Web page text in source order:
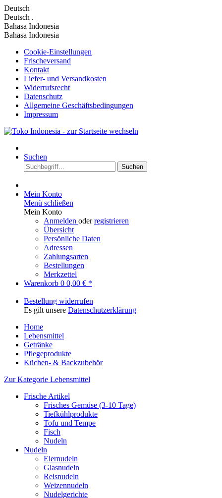
Deutsch
Deutsch .
Bahasa Indonesia
Bahasa Indonesia
Cookie-Einstellungen
Frischeversand
Kontakt
Liefer- und Versandkosten
Widerrufsrecht
Datenschutz
Allgemeine Geschäftsbedingungen
Impressum
Suchen
Suchen
Mein Konto
Menü schließen
Mein Konto
Anmelden oderregistrieren
Übersicht
Persönliche Daten
Adressen
Zahlungsarten
Bestellungen
Merkzettel
Warenkorb 0 0,00 € *
Bestellung widerrufen
Es gilt unsere Datenschutzerklärung
Home
Lebensmittel
Getränke
Pflegeprodukte
Küchen- & Backzubehör
Zur Kategorie Lebensmittel
Frische Artikel
Frisches Gemüse (3-10 Tage)
Tiefkühlprodukte
Tofu und Tempe
Fisch
Nudeln
Nudeln
Eiernudeln
Glasnudeln
Reisnudeln
Weizennudeln
Nudelgerichte